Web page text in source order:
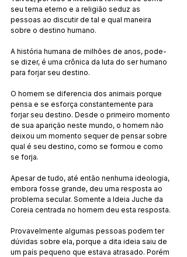
seu tema eterno e a religião seduz as
pessoas ao discutir de tal e qual maneira
sobre o destino humano.
A história humana de milhões de anos, pode-
se dizer, é uma crônica da luta do ser humano
para forjar seu destino.
O homem se diferencia dos animais porque
pensa e se esforça constantemente para
forjar seu destino. Desde o primeiro momento
de sua aparição neste mundo, o homem não
deixou um momento sequer de pensar sobre
qual é seu destino, como se formou e como
se forja.
Apesar de tudo, até então nenhuma ideologia,
embora fosse grande, deu uma resposta ao
problema secular. Somente a Ideia Juche da
Coreia centrada no homem deu esta resposta.
Provavelmente algumas pessoas podem ter
dúvidas sobre ela, porque a dita ideia saiu de
um país pequeno que estava atrasado. Porém